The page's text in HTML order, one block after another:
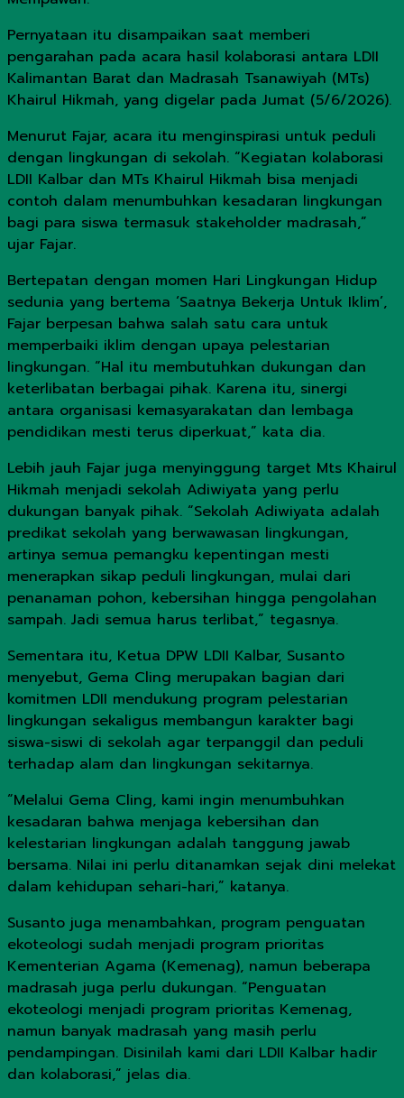
Pernyataan itu disampaikan saat memberi
pengarahan pada acara hasil kolaborasi antara LDII
Kalimantan Barat dan Madrasah Tsanawiyah (MTs)
Khairul Hikmah, yang digelar pada Jumat (5/6/2026).
Menurut Fajar, acara itu menginspirasi untuk peduli
dengan lingkungan di sekolah. “Kegiatan kolaborasi
LDII Kalbar dan MTs Khairul Hikmah bisa menjadi
contoh dalam menumbuhkan kesadaran lingkungan
bagi para siswa termasuk stakeholder madrasah,”
ujar Fajar.
Bertepatan dengan momen Hari Lingkungan Hidup
sedunia yang bertema ‘Saatnya Bekerja Untuk Iklim’,
Fajar berpesan bahwa salah satu cara untuk
memperbaiki iklim dengan upaya pelestarian
lingkungan. “Hal itu membutuhkan dukungan dan
keterlibatan berbagai pihak. Karena itu, sinergi
antara organisasi kemasyarakatan dan lembaga
pendidikan mesti terus diperkuat,” kata dia.
Lebih jauh Fajar juga menyinggung target Mts Khairul
Hikmah menjadi sekolah Adiwiyata yang perlu
dukungan banyak pihak. “Sekolah Adiwiyata adalah
predikat sekolah yang berwawasan lingkungan,
artinya semua pemangku kepentingan mesti
menerapkan sikap peduli lingkungan, mulai dari
penanaman pohon, kebersihan hingga pengolahan
sampah. Jadi semua harus terlibat,” tegasnya.
Sementara itu, Ketua DPW LDII Kalbar, Susanto
menyebut, Gema Cling merupakan bagian dari
komitmen LDII mendukung program pelestarian
lingkungan sekaligus membangun karakter bagi
siswa-siswi di sekolah agar terpanggil dan peduli
terhadap alam dan lingkungan sekitarnya.
“Melalui Gema Cling, kami ingin menumbuhkan
kesadaran bahwa menjaga kebersihan dan
kelestarian lingkungan adalah tanggung jawab
bersama. Nilai ini perlu ditanamkan sejak dini melekat
dalam kehidupan sehari-hari,” katanya.
Susanto juga menambahkan, program penguatan
ekoteologi sudah menjadi program prioritas
Kementerian Agama (Kemenag), namun beberapa
madrasah juga perlu dukungan. “Penguatan
ekoteologi menjadi program prioritas Kemenag,
namun banyak madrasah yang masih perlu
pendampingan. Disinilah kami dari LDII Kalbar hadir
dan kolaborasi,” jelas dia.